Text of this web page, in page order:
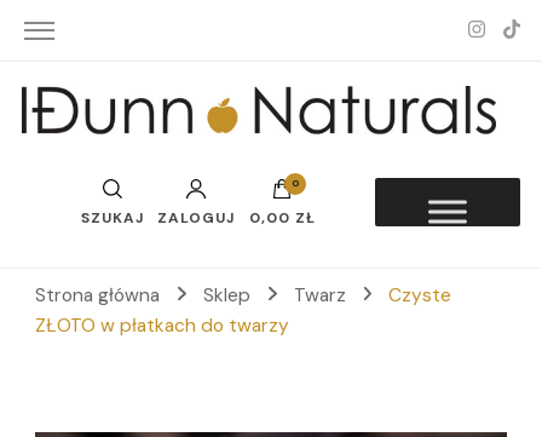
Idunn-Naturals
SZUKAJ ZALOGUJ
0
0,00 ZŁ
Strona główna Sklep Twarz
Czyste
ZŁOTO w płatkach do twarzy